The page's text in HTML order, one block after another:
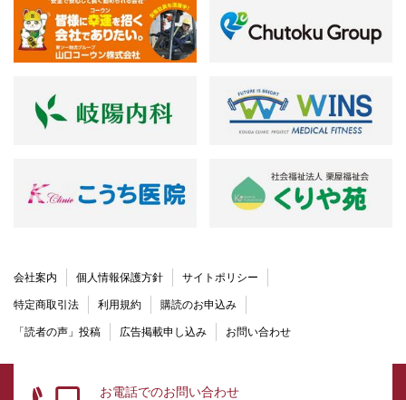
会社案内 個人情報保護方針 サイトポリシー
特定商取引法 利用規約 購読のお申込み
「読者の声」投稿 広告掲載申し込み お問い合わせ
お電話でのお問い合わせ